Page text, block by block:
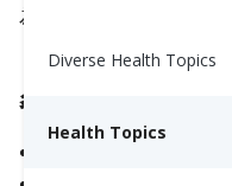
Diverse Health Topics
Health Topics
為你的血糖水平訂立
餐前和餐後我
80-130 mg/